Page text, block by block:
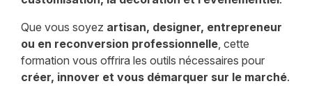
Que vous soyez artisan, designer, entrepreneur
ou en reconversion professionnelle, cette
formation vous offrira les outils nécessaires pour
créer, innover et vous démarquer sur le marché.